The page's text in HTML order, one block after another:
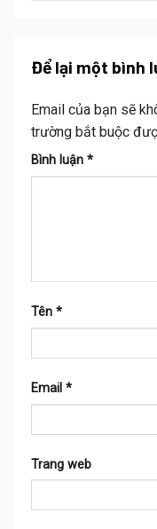
Để lại một bình
Email của bạn sẽ
trường bắt buộc
Bình luận *
Tên *
Email *
Trang web